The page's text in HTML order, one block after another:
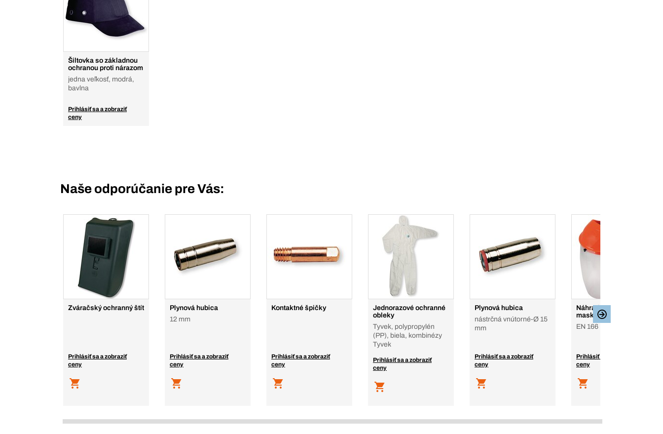
Šiltovka so základnou
ochranou proti nárazom
jedna veľkosť, modrá,
bavlna
Prihlásiť sa a zobraziť
ceny
Naše odporúčanie pre Vás:
Zváračský ochranný štít
Prihlásiť sa a zobraziť
ceny
Plynová hubica
12 mm
Prihlásiť sa a zobraziť
ceny
Kontaktné špičky
Prihlásiť sa a zobraziť
ceny
Jednorazové ochranné
obleky
Tyvek, polypropylén
(PP), biela, kombinézy
Tyvek
Prihlásiť sa a zobraziť
ceny
Plynová hubica
nástrčná vnútorné-Ø 15
mm
Prihlásiť sa a zobraziť
ceny
Náhradný štít na tvár do
masky TOP
EN 166
Prihlásiť sa a zobraziť
ceny